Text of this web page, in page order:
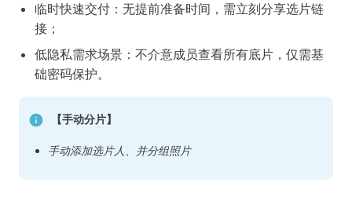
临时快速交付：无提前准备时间，需立刻分享选片链
接；
低隐私需求场景：不介意成员查看所有底片，仅需基
础密码保护。
【手动分片】
手动添加选片人、并分组照片